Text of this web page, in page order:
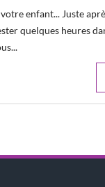
enfant... Juste
quelques heures